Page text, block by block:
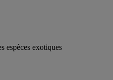
espèces exotiques